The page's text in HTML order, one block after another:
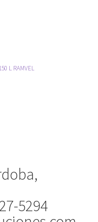
L RAMVEL
5294